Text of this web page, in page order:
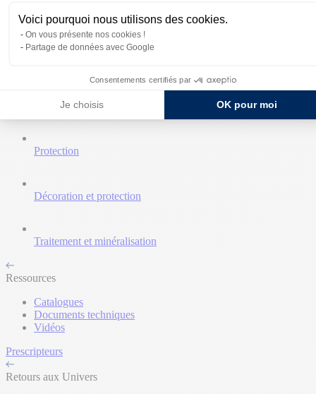
Toiture
Par gammes
Nettoyant et décapant
Protection
Décoration et protection
Traitement et minéralisation
Ressources
Catalogues
Documents techniques
Vidéos
Prescripteurs
Retours aux Univers
Voici pourquoi nous utilisons des cookies.
On vous présente nos cookies !
Partage de données avec Google
Consentements certifiés par
Je choisis OK pour moi